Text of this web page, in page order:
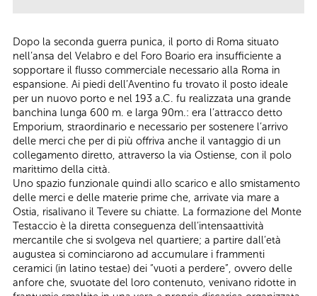
Dopo la seconda guerra punica, il porto di Roma situato
nell’ansa del Velabro e del Foro Boario era insufficiente a
sopportare il flusso commerciale necessario alla Roma in
espansione. Ai piedi dell’Aventino fu trovato il posto ideale
per un nuovo porto e nel 193 a.C. fu realizzata una grande
banchina lunga 600 m. e larga 90m.: era l’attracco detto
Emporium, straordinario e necessario per sostenere l’arrivo
delle merci che per di più offriva anche il vantaggio di un
collegamento diretto, attraverso la via Ostiense, con il polo
marittimo della città.
Uno spazio funzionale quindi allo scarico e allo smistamento
delle merci e delle materie prime che, arrivate via mare a
Ostia, risalivano il Tevere su chiatte. La formazione del Monte
Testaccio è la diretta conseguenza dell’intensaattività
mercantile che si svolgeva nel quartiere; a partire dall’età
augustea si cominciarono ad accumulare i frammenti
ceramici (in latino testae) dei “vuoti a perdere”, ovvero delle
anfore che, svuotate del loro contenuto, venivano ridotte in